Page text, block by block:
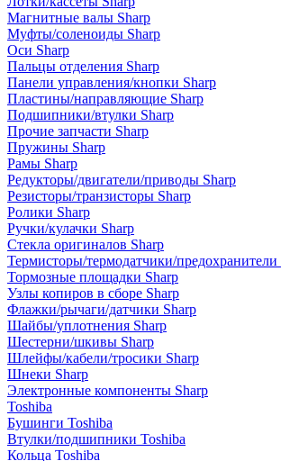
Магнитные валы Sharp
Муфты/соленоиды Sharp
Оси Sharp
Пальцы отделения Sharp
Панели управления/кнопки Sharp
Пластины/направляющие Sharp
Подшипники/втулки Sharp
Прочие запчасти Sharp
Пружины Sharp
Рамы Sharp
Редукторы/двигатели/приводы Sharp
Резисторы/транзисторы Sharp
Ролики Sharp
Ручки/кулачки Sharp
Стекла оригиналов Sharp
Термисторы/термодатчики/предохранители
Тормозные площадки Sharp
Узлы копиров в сборе Sharp
Флажки/рычаги/датчики Sharp
Шайбы/уплотнения Sharp
Шестерни/шкивы Sharp
Шлейфы/кабели/тросики Sharp
Шнеки Sharp
Электронные компоненты Sharp
Toshiba
Бушинги Toshiba
Втулки/подшипники Toshiba
Кольца Toshiba